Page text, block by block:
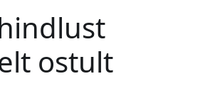
ostult